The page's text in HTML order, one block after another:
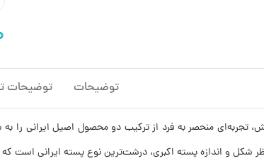
توضیحات توضیحات
تجربه‌ای منحصر به فرد از ترکیب دو محصول اصیل ایرانی را
شکل و اندازه پسته اکبری، درشت‌ترین نوع پسته ایرانی